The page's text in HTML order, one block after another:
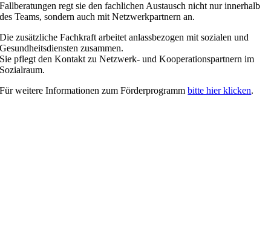
Fallberatungen regt sie den fachlichen Austausch nicht nur innerhalb
des Teams, sondern auch mit Netzwerkpartnern an.
Die zusätzliche Fachkraft arbeitet anlassbezogen mit sozialen und
Gesundheitsdiensten zusammen.
Sie pflegt den Kontakt zu Netzwerk- und Kooperationspartnern im
Sozialraum.
Für weitere Informationen zum Förderprogrammbitte hier klicken.